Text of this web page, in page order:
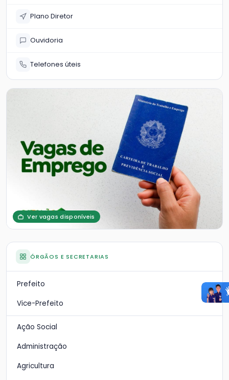
Plano Diretor
Ouvidoria
Telefones úteis
Ver vagas disponíveis
ÓRGÃOS E SECRETARIAS
Prefeito
Vice-Prefeito
Ação Social
Administração
Agricultura